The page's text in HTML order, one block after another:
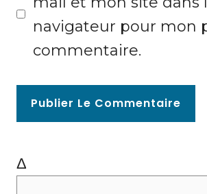
le
navigateur pour mon
commentaire.
Δ